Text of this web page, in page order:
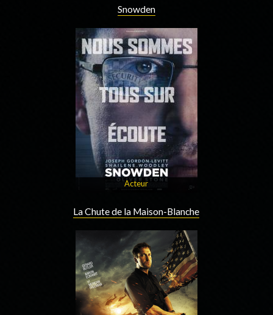
Snowden
Acteur
La Chute de la Maison-Blanche